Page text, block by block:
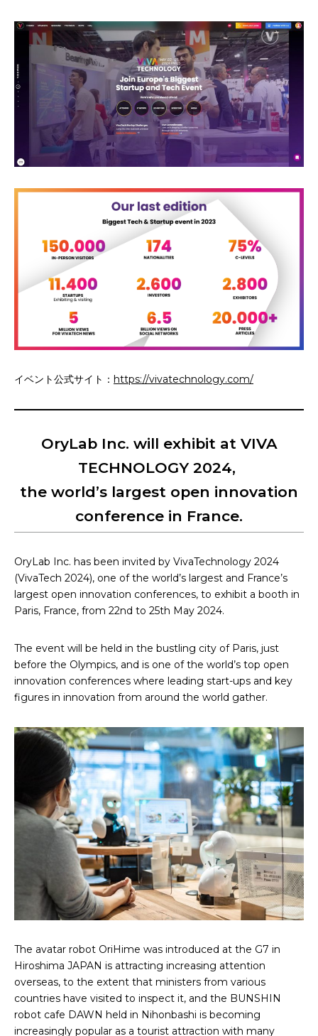
イベント公式サイト： https://vivatechnology.com/
OryLab Inc. will exhibit at VIVA
TECHNOLOGY 2024,
the world’s largest open innovation
conference in France.
OryLab Inc. has been invited by VivaTechnology 2024
(VivaTech 2024), one of the world’s largest and France’s
largest open innovation conferences, to exhibit a booth in
Paris, France, from 22nd to 25th May 2024.
The event will be held in the bustling city of Paris, just
before the Olympics, and is one of the world’s top open
innovation conferences where leading start-ups and key
figures in innovation from around the world gather.
The avatar robot OriHime was introduced at the G7 in
Hiroshima JAPAN is attracting increasing attention
overseas, to the extent that ministers from various
countries have visited to inspect it, and the BUNSHIN
robot cafe DAWN held in Nihonbashi is becoming
increasingly popular as a tourist attraction with many